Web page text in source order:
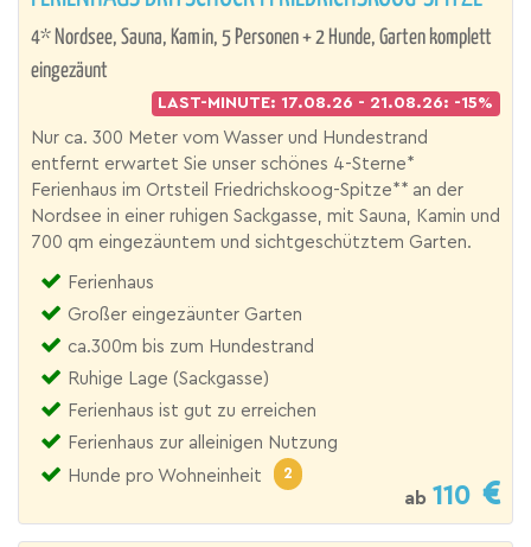
4* Nordsee, Sauna, Kamin, 5 Personen + 2 Hunde, Garten komplett
eingezäunt
LAST-MINUTE: 17.08.26 - 21.08.26: -15%
Nur ca. 300 Meter vom Wasser und Hundestrand
entfernt erwartet Sie unser schönes 4-Sterne*
Ferienhaus im Ortsteil Friedrichskoog-Spitze** an der
Nordsee in einer ruhigen Sackgasse, mit Sauna, Kamin und
700 qm eingezäuntem und sichtgeschütztem Garten.
Ferienhaus
Großer eingezäunter Garten
ca.300m bis zum Hundestrand
Ruhige Lage (Sackgasse)
Ferienhaus ist gut zu erreichen
Ferienhaus zur alleinigen Nutzung
Hunde pro Wohneinheit
2
ab 110